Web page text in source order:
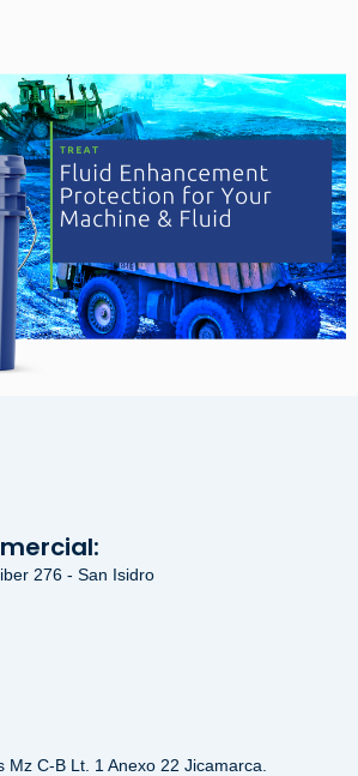
276 - San Isidro
Mz C-B Lt. 1 Anexo 22 Jicamarca.